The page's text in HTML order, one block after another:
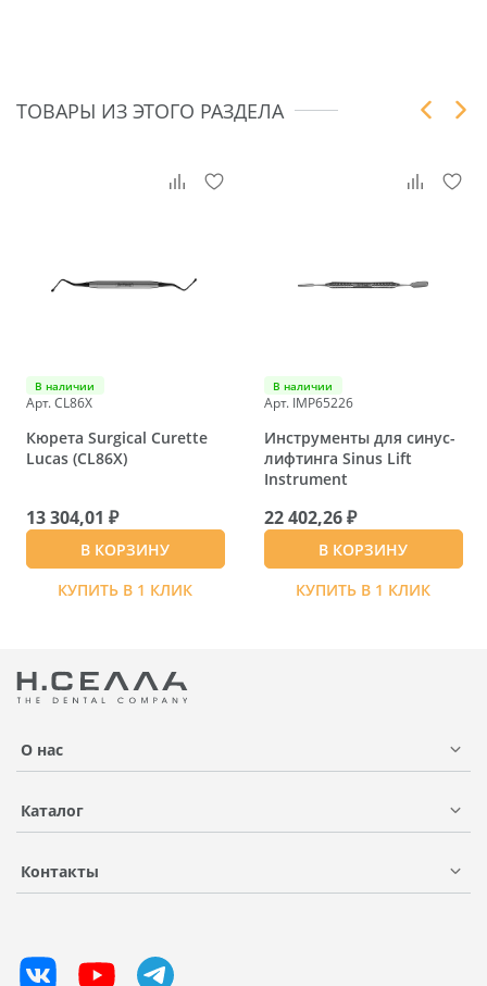
ТОВАРЫ ИЗ ЭТОГО РАЗДЕЛА
В наличии
Арт. CL86X
Кюрета Surgical Curette
Lucas (CL86X)
13 304,01 ₽
В КОРЗИНУ
КУПИТЬ В 1 КЛИК
В наличии
Арт. IMP65226
Инструменты для синус-
лифтинга Sinus Lift
Instrument
22 402,26 ₽
В КОРЗИНУ
КУПИТЬ В 1 КЛИК
О нас
Каталог
Контакты